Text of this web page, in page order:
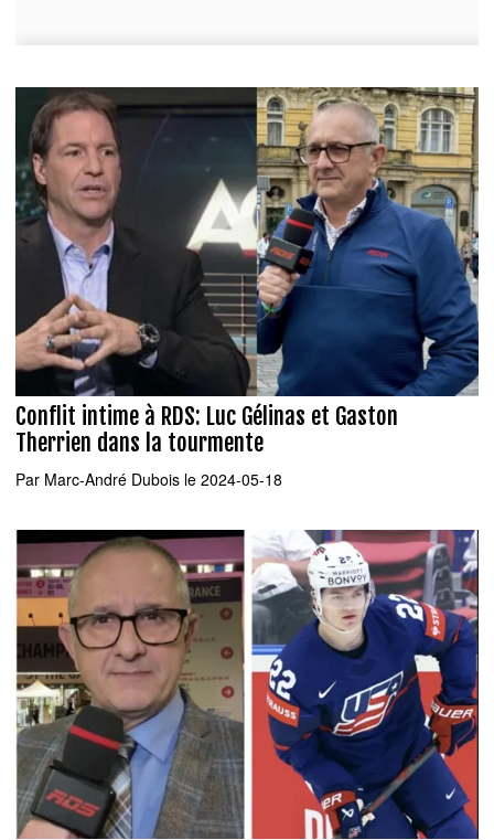
Conflit intime à RDS: Luc Gélinas et Gaston
Therrien dans la tourmente
Par Marc-André Dubois le 2024-05-18